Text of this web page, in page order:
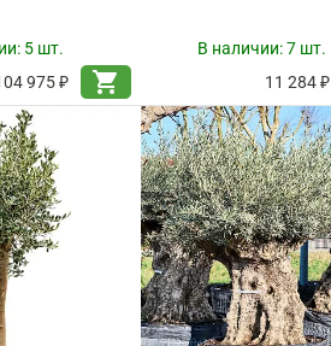
5 шт.
975 ₽
shopping_cart
В наличии:7 шт.
11 284 ₽